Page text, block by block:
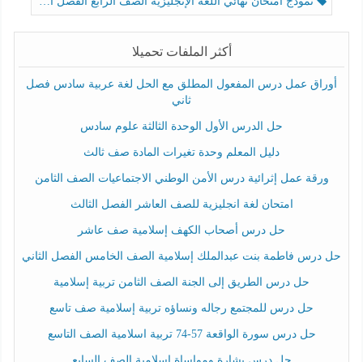
أكثر الملفات تحميلا
أوراق عمل درس المفعول المطلق مع الحل لغة عربية سادس فصل
ثاني
حل الدرس الأول الوحدة الثالثة علوم سادس
دليل المعلم وحدة تغيرات المادة صف ثالث
ورقة عمل إثرائية درس الأمن الوطني الاجتماعيات الصف الثامن
امتحان لغة انجليزية للصف العاشر الفصل الثالث
حل درس أصحاب الكهف إسلامية صف عاشر
حل درس فاطمة بنت عبدالملك إسلامية الصف الخامس الفصل الثاني
حل درس الطريق إلى الجنة الصف الثامن تربية إسلامية
حل درس للمجتمع رجاله ونساؤه تربية إسلامية صف تاسع
حل درس سورة الواقعة 57-74 تربية اسلامية الصف التاسع